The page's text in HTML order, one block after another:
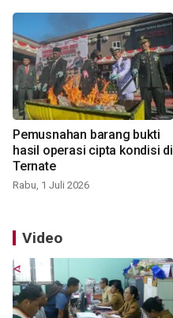
Pemusnahan barang bukti
hasil operasi cipta kondisi di
Ternate
Rabu, 1 Juli 2026
Video